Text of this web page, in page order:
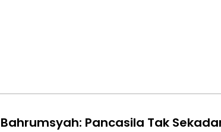
Bahrumsyah: Pancasila Tak